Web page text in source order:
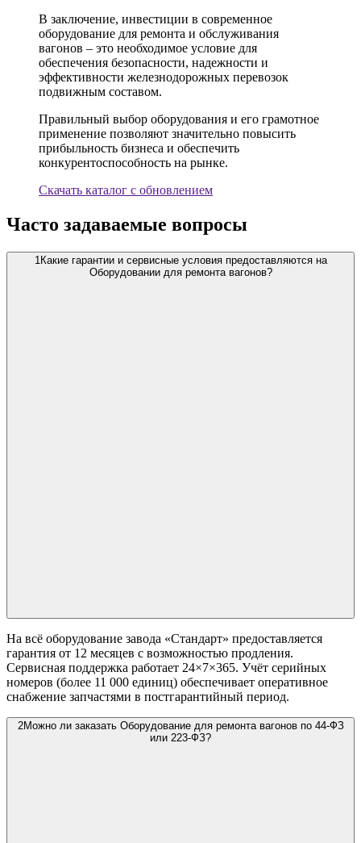
В заключение, инвестиции в современное
оборудование для ремонта и обслуживания
вагонов – это необходимое условие для
обеспечения безопасности, надежности и
эффективности железнодорожных перевозок
подвижным составом.
Правильный выбор оборудования и его грамотное
применение позволяют значительно повысить
прибыльность бизнеса и обеспечить
конкурентоспособность на рынке.
Скачать каталог с обновлением
Часто задаваемые вопросы
1 Какие гарантии и сервисные условия предоставляются на
Оборудовании для ремонта вагонов?
На всё оборудование завода «Стандарт» предоставляется
гарантия от 12 месяцев с возможностью продления.
Сервисная поддержка работает 24×7×365. Учёт серийных
номеров (более 11 000 единиц) обеспечивает оперативное
снабжение запчастями в постгарантийный период.
2Можно ли заказать Оборудование для ремонта вагонов по 44-ФЗ
или 223-ФЗ?